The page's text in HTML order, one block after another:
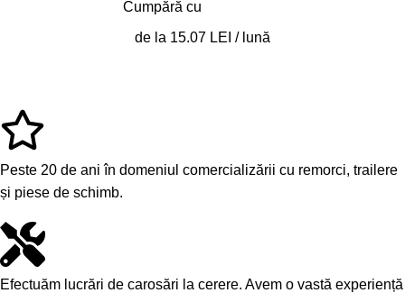
Cumpără cu
de la 15.07 LEI / lună
Peste 20 de ani în domeniul comercializării cu remorci, trailere
și piese de schimb.
Efectuăm lucrări de carosări la cerere. Avem o vastă experiență